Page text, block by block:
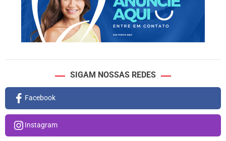
SIGAM NOSSAS REDES
Facebook
Instagram